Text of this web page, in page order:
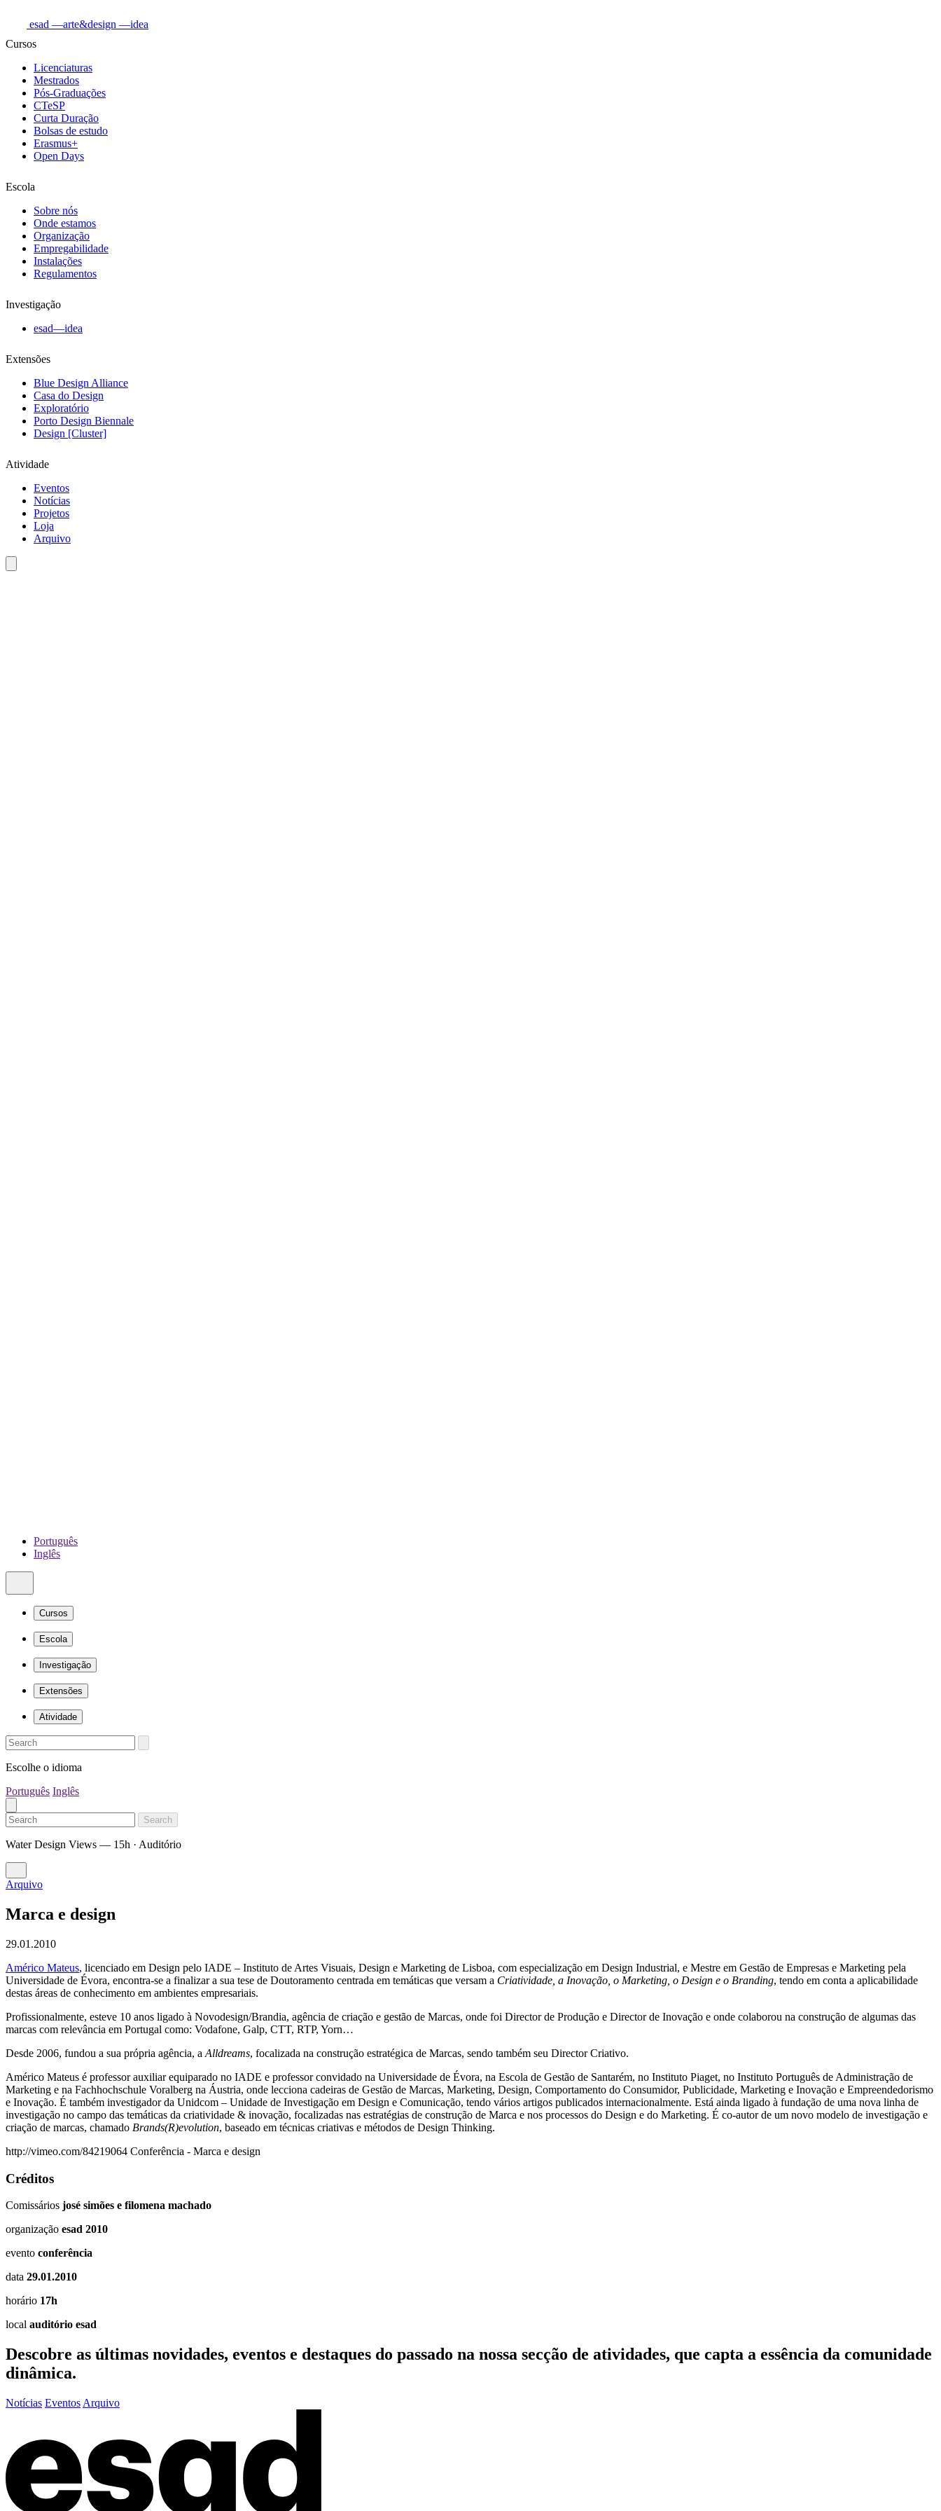
esad —arte&design —idea
Cursos
Licenciaturas
Mestrados
Pós-Graduações
CTeSP
Curta Duração
Bolsas de estudo
Erasmus+
Open Days
Escola
Sobre nós
Onde estamos
Organização
Empregabilidade
Instalações
Regulamentos
Investigação
esad—idea
Extensões
Blue Design Alliance
Casa do Design
Exploratório
Porto Design Biennale
Design [Cluster]
Atividade
Eventos
Notícias
Projetos
Loja
Arquivo
Português
Inglês
Cursos
Escola
Investigação
Extensões
Atividade
Escolhe o idioma
Português Inglês
Search
Water Design Views — 15h · Auditório
Arquivo
Marca e design
29.01.2010
Américo Mateus, licenciado em Design pelo IADE – Instituto de Artes Visuais, Design e Marketing de Lisboa, com especialização em Design Industrial, e Mestre em Gestão de Empresas e Marketing pela
Universidade de Évora, encontra-se a finalizar a sua tese de Doutoramento centrada em temáticas que versam a Criatividade, a Inovação, o Marketing, o Design e o Branding, tendo em conta a aplicabilidade
destas áreas de conhecimento em ambientes empresariais.
Profissionalmente, esteve 10 anos ligado à Novodesign/Brandia, agência de criação e gestão de Marcas, onde foi Director de Produção e Director de Inovação e onde colaborou na construção de algumas das
marcas com relevância em Portugal como: Vodafone, Galp, CTT, RTP, Yorn…
Desde 2006, fundou a sua própria agência, a Alldreams, focalizada na construção estratégica de Marcas, sendo também seu Director Criativo.
Américo Mateus é professor auxiliar equiparado no IADE e professor convidado na Universidade de Évora, na Escola de Gestão de Santarém, no Instituto Piaget, no Instituto Português de Administração de
Marketing e na Fachhochschule Voralberg na Áustria, onde lecciona cadeiras de Gestão de Marcas, Marketing, Design, Comportamento do Consumidor, Publicidade, Marketing e Inovação e Empreendedorismo
e Inovação. É também investigador da Unidcom – Unidade de Investigação em Design e Comunicação, tendo vários artigos publicados internacionalmente. Está ainda ligado à fundação de uma nova linha de
investigação no campo das temáticas da criatividade & inovação, focalizadas nas estratégias de construção de Marca e nos processos do Design e do Marketing. É co-autor de um novo modelo de investigação e
criação de marcas, chamado Brands(R)evolution, baseado em técnicas criativas e métodos de Design Thinking.
http://vimeo.com/84219064 Conferência - Marca e design
Créditos
Comissários josé simões e filomena machado
organização esad 2010
evento conferência
data 29.01.2010
horário 17h
local auditório esad
Descobre as últimas novidades, eventos e destaques do passado na nossa secção de atividades, que capta a essência da comunidade
dinâmica.
Notícias Eventos Arquivo